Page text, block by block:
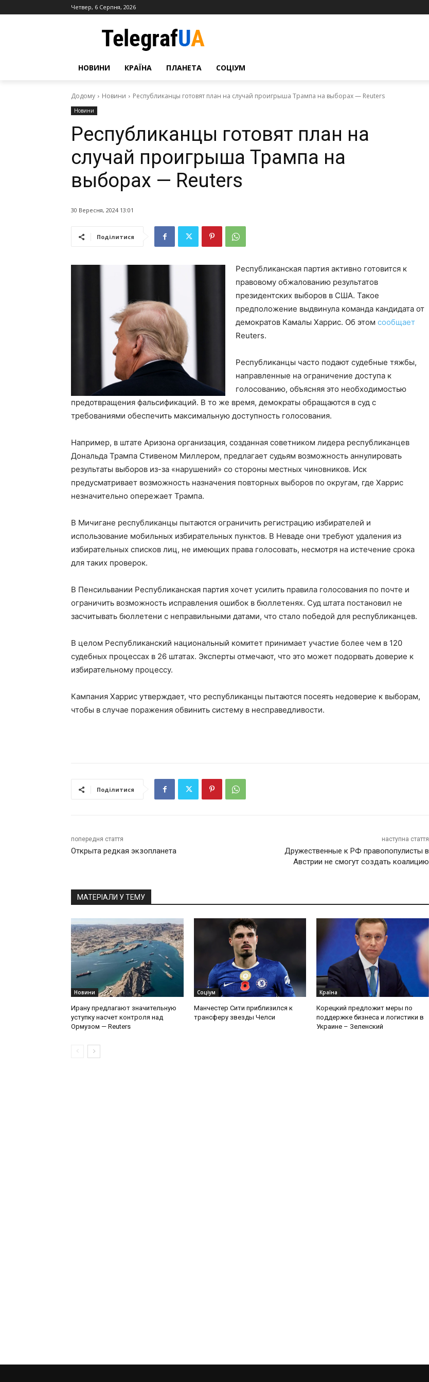
Четвер, 6 Серпня, 2026
НОВИНИ КРАЇНА ПЛАНЕТА СОЦІУМ
Додому Новини Республиканцы готовят план на случай проигрыша Трампа на выборах — Reuters
Новини
Республиканцы готовят план на
случай проигрыша Трампа на
выборах — Reuters
30 Вересня, 2024 13:01
Поділитися
Республиканская партия активно готовится к
правовому обжалованию результатов
президентских выборов в США. Такое
предположение выдвинула команда кандидата от
демократов Камалы Харрис. Об этом сообщает
Reuters.
Республиканцы часто подают судебные тяжбы,
направленные на ограничение доступа к
голосованию, объясняя это необходимостью
предотвращения фальсификаций. В то же время, демократы обращаются в суд с
требованиями обеспечить максимальную доступность голосования.
Например, в штате Аризона организация, созданная советником лидера республиканцев
Дональда Трампа Стивеном Миллером, предлагает судьям возможность аннулировать
результаты выборов из-за «нарушений» со стороны местных чиновников. Иск
предусматривает возможность назначения повторных выборов по округам, где Харрис
незначительно опережает Трампа.
В Мичигане республиканцы пытаются ограничить регистрацию избирателей и
использование мобильных избирательных пунктов. В Неваде они требуют удаления из
избирательных списков лиц, не имеющих права голосовать, несмотря на истечение срока
для таких проверок.
В Пенсильвании Республиканская партия хочет усилить правила голосования по почте и
ограничить возможность исправления ошибок в бюллетенях. Суд штата постановил не
засчитывать бюллетени с неправильными датами, что стало победой для республиканцев.
В целом Республиканский национальный комитет принимает участие более чем в 120
судебных процессах в 26 штатах. Эксперты отмечают, что это может подорвать доверие к
избирательному процессу.
Кампания Харрис утверждает, что республиканцы пытаются посеять недоверие к выборам,
чтобы в случае поражения обвинить систему в несправедливости.
Поділитися
попередня стаття
Открыта редкая экзопланета
наступна стаття
Дружественные к РФ правопопулисты в
Австрии не смогут создать коалицию
МАТЕРІАЛИ У ТЕМУ
Новини
Ирану предлагают значительную
уступку насчет контроля над
Ормузом — Reuters
Соціум
Манчестер Сити приблизился к
трансферу звезды Челси
Країна
Корецкий предложит меры по
поддержке бизнеса и логистики в
Украине – Зеленский